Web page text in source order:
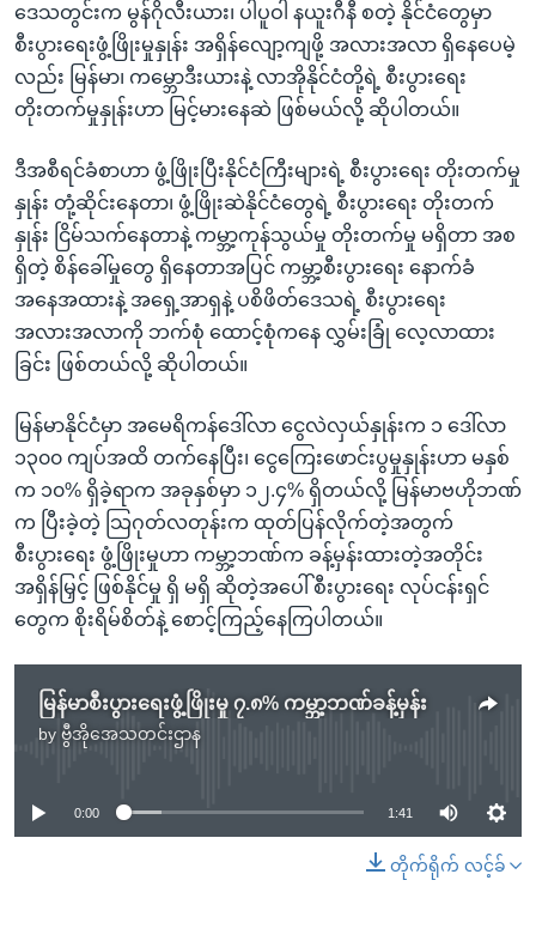
ဒေသတွင်းက မွန်ဂိုလီးယား၊ ပါပူဝါ နယူးဂီနီ စတဲ့ နိုင်ငံတွေမှာ
စီးပွားရေးဖွံ့ဖြိုးမှုနှုန်း အရှိန်လျော့ကျဖို့ အလားအလာ ရှိနေပေမဲ့
လည်း မြန်မာ၊ ကမ္ဘောဒီးယားနဲ့ လာအိုနိုင်ငံတို့ရဲ့ စီးပွားရေး
တိုးတက်မှုနှုန်းဟာ မြင့်မားနေဆဲ ဖြစ်မယ်လို့ ဆိုပါတယ်။
ဒီအစီရင်ခံစာဟာ ဖွံ့ဖြိုးပြီးနိုင်ငံကြီးများရဲ့ စီးပွားရေး တိုးတက်မှု
နှုန်း တုံ့ဆိုင်းနေတာ၊ ဖွံ့ဖြိုးဆဲနိုင်ငံတွေရဲ့ စီးပွားရေး တိုးတက်
နှုန်း ငြိမ်သက်နေတာနဲ့ ကမ္ဘာ့ကုန်သွယ်မှု တိုးတက်မှု မရှိတာ အစ
ရှိတဲ့ စိန်ခေါ်မှုတွေ ရှိနေတာအပြင် ကမ္ဘာ့စီးပွားရေး နောက်ခံ
အနေအထားနဲ့ အရှေ့အာရှနဲ့ ပစိဖိတ်ဒေသရဲ့ စီးပွားရေး
အလားအလာကို ဘက်စုံ ထောင့်စုံကနေ လွှမ်းခြုံ လေ့လာထား
ခြင်း ဖြစ်တယ်လို့ ဆိုပါတယ်။
မြန်မာနိုင်ငံမှာ အမေရိကန်ဒေါ်လာ ငွေလဲလှယ်နှုန်းက ၁ ဒေါ်လာ
၁၃၀၀ ကျပ်အထိ တက်နေပြီး၊ ငွေကြေးဖောင်းပွမှုနှုန်းဟာ မနှစ်
က ၁၀% ရှိခဲ့ရာက အခုနှစ်မှာ ၁၂.၄% ရှိတယ်လို့ မြန်မာဗဟိုဘဏ်
က ပြီးခဲ့တဲ့ သြဂုတ်လတုန်းက ထုတ်ပြန်လိုက်တဲ့အတွက်
စီးပွားရေး ဖွံ့ဖြိုးမှုဟာ ကမ္ဘာ့ဘဏ်က ခန့်မှန်းထားတဲ့အတိုင်း
အရှိန်မြှင့် ဖြစ်နိုင်မှု ရှိ မရှိ ဆိုတဲ့အပေါ် စီးပွားရေး လုပ်ငန်းရှင်
တွေက စိုးရိမ်စိတ်နဲ့ စောင့်ကြည့်နေကြပါတယ်။
မြန်မာစီးပွားရေးဖွံ့ဖြိုးမှု ၇.၈% ကမ္ဘာ့ဘဏ်ခန့်မှန်း
by ဗွီအိုအေသတင်းဌာန
No media source currently available
0:00 1:41
တိုက်ရိုက် လင့်ခ်